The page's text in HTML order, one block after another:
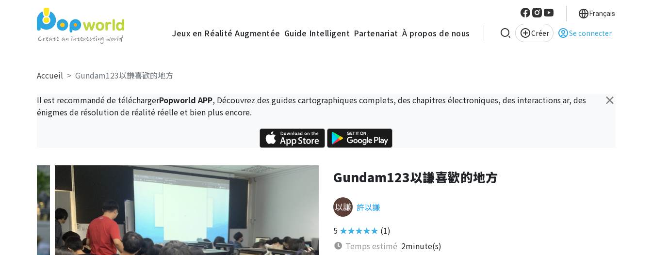
Jeux en Réalité Augmentée Guide Intelligent Partenariat À propos de nous Créer Se connecter
Français
Accueil Gundam123以謙喜歡的地方
×
Il est recommandé de téléchargerPopworld APP, Découvrez des guides cartographiques complets, des chapitres électroniques, des interactions ar, des
énigmes de résolution de réalité réelle et bien plus encore.
Gundam123以謙喜歡的地方
許以謙
5 ★★★★★ (1)
Temps estimé 2minute(s)